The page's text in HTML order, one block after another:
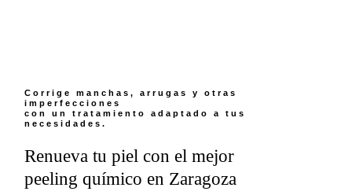
Corrige manchas, arrugas y otras
imperfecciones
con un tratamiento adaptado a tus
necesidades.
Renueva tu piel con el mejor
peeling químico en Zaragoza